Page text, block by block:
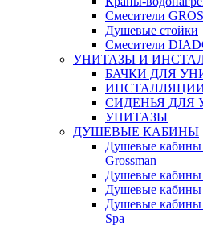
Смесители
Душевые стойки
Смесители
УНИТАЗЫ И
БАЧКИ ДЛЯ
СИДЕНЬЯ ДЛЯ
УНИТАЗЫ
ДУШЕВЫЕ КАБИНЫ
Душевые кабины
Grossman
Душевые кабины
Душевые кабины
Душевые кабины
Spa